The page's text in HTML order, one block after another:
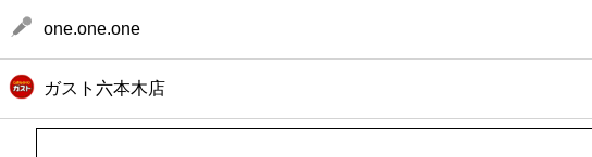
one.one.one
ガスト六本木店